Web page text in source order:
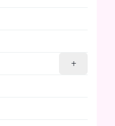
+